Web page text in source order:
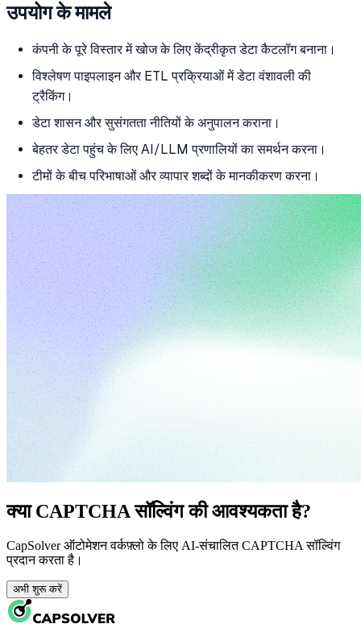
उपयोग के मामले
कंपनी के पूरे विस्तार में खोज के लिए केंद्रीकृत डेटा कैटलॉग बनाना।
विश्लेषण पाइपलाइन और ETL प्रक्रियाओं में डेटा वंशावली की
ट्रैकिंग।
डेटा शासन और सुसंगतता नीतियों के अनुपालन कराना।
बेहतर डेटा पहुंच के लिए AI/LLM प्रणालियों का समर्थन करना।
टीमों के बीच परिभाषाओं और व्यापार शब्दों के मानकीकरण करना।
क्या CAPTCHA सॉल्विंग की आवश्यकता है?
CapSolver ऑटोमेशन वर्कफ़्लो के लिए AI-संचालित CAPTCHA सॉल्विंग
प्रदान करता है।
अभी शुरू करें